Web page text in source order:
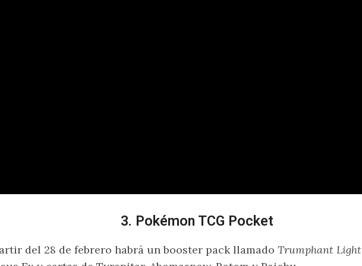
3. Pokémon TCG Pocket
del 28 de febrero habrá un booster pack llamado Trumphant Light